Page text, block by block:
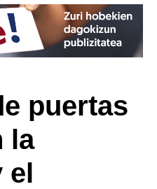
puertas
la
el